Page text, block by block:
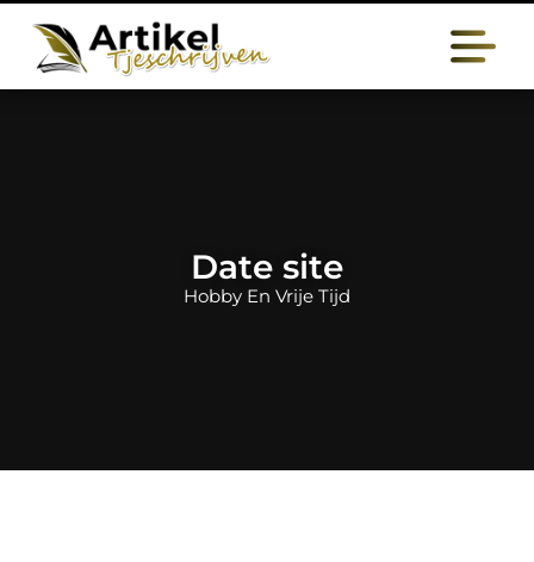
Date site
Hobby En Vrije Tijd